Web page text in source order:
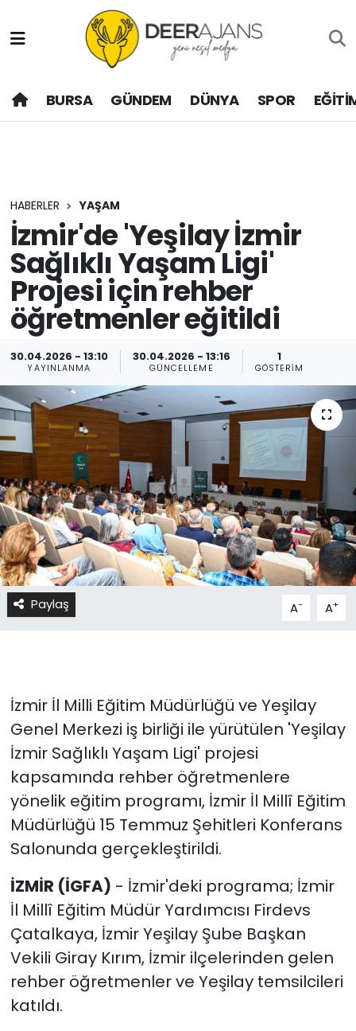
BURSA GÜNDEM DÜNYA SPOR
HABERLER YAŞAM
İzmir'de 'Yeşilay İzmir
Sağlıklı Yaşam Ligi'
Projesi için rehber
öğretmenler eğitildi
30.04.2026 - 13:10
YAYINLANMA
30.04.2026 - 13:16
GÜNCELLEME
1
GÖSTERIM
Paylaş A- A+
İzmir İl Milli Eğitim Müdürlüğü ve Yeşilay
Genel Merkezi iş birliği ile yürütülen 'Yeşilay
İzmir Sağlıklı Yaşam Ligi' projesi
kapsamında rehber öğretmenlere
yönelik eğitim programı, İzmir İl Millî Eğitim
Müdürlüğü 15 Temmuz Şehitleri Konferans
Salonunda gerçekleştirildi.
İZMİR (İGFA) - İzmir'deki programa; İzmir
İl Millî Eğitim Müdür Yardımcısı Firdevs
Çatalkaya, İzmir Yeşilay Şube Başkan
Vekili Giray Kırım, İzmir ilçelerinden gelen
rehber öğretmenler ve Yeşilay temsilcileri
katıldı.
Hava Durumu
Trafik Durumu
Son Dakika Haberleri
Haber Arşivi